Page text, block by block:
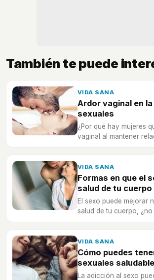
También te puede
VIDA SANA
Ardor vaginal en
sexuales
¿Por qué hay mujeres
vaginal al mantener
VIDA SANA
Formas en que el
salud de tu cuerpo
El sexo puede mejorar
salud de tu cuerpo, ¿no
VIDA SANA
Cómo puedes
sexuales
La adicción al sexo